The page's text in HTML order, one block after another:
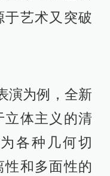
于艺术又突破
演为例，全新
立体主义的清
各种几何切
和多面性的